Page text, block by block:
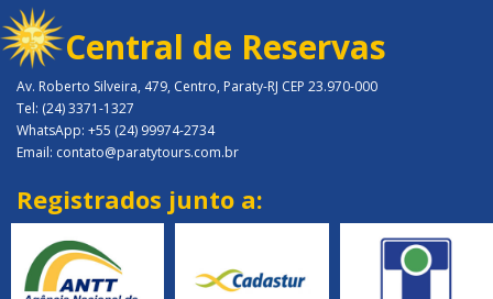
Central de Reservas
Av. Roberto Silveira, 479, Centro, Paraty-RJ CEP 23.970-000
Tel: (24) 3371-1327
WhatsApp: +55 (24) 99974-2734
Email: contato@paratytours.com.br
Registrados junto a: